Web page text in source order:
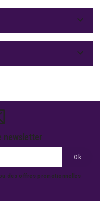


newsletter
des offres promotionnelles